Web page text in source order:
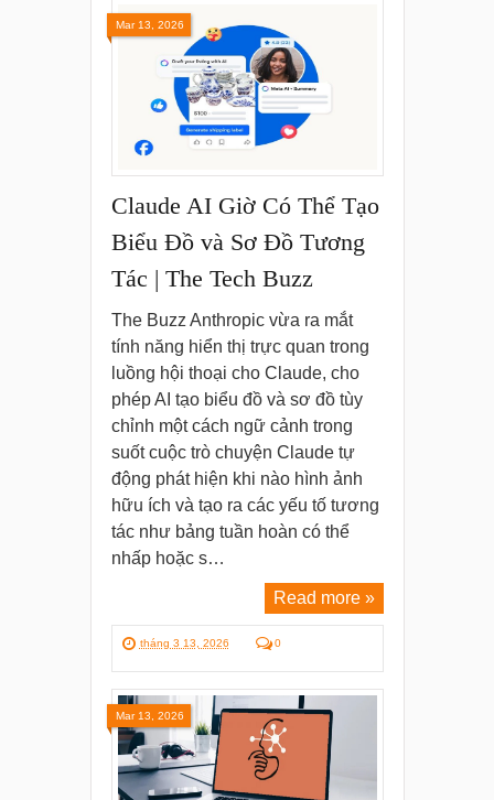
Claude AI Giờ Có Thể Tạo
Biểu Đồ và Sơ Đồ Tương
Tác | The Tech Buzz
The Buzz Anthropic vừa ra mắt
tính năng hiển thị trực quan trong
luồng hội thoại cho Claude, cho
phép AI tạo biểu đồ và sơ đồ tùy
chỉnh một cách ngữ cảnh trong
suốt cuộc trò chuyện Claude tự
động phát hiện khi nào hình ảnh
hữu ích và tạo ra các yếu tố tương
tác như bảng tuần hoàn có thể
nhấp hoặc s…
Read more »
tháng 3 13, 2026 0
Mar 13, 2026
Mar 13, 2026